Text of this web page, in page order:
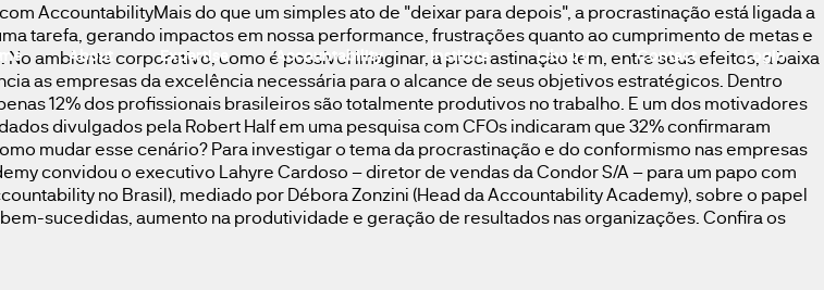
About Expertise Accountability Institute Library Contact Login
AccountabilityMais do que um simples ato de "deixar para depois", a procrastinação está ligada a
tarefa, gerando impactos em nossa performance, frustrações quanto ao cumprimento de metas e
ambiente corporativo, como é possível imaginar, a procrastinação tem, entre seus efeitos, a baixa
as empresas da excelência necessária para o alcance de seus objetivos estratégicos. Dentro
12% dos profissionais brasileiros são totalmente produtivos no trabalho. E um dos motivadores
divulgados pela Robert Half em uma pesquisa com CFOs indicaram que 32% confirmaram
mudar esse cenário? Para investigar o tema da procrastinação e do conformismo nas empresas
convidou o executivo Lahyre Cardoso – diretor de vendas da Condor S/A – para um papo com
no Brasil), mediado por Débora Zonzini (Head da Accountability Academy), sobre o papel
sucedidas, aumento na produtividade e geração de resultados nas organizações. Confira os